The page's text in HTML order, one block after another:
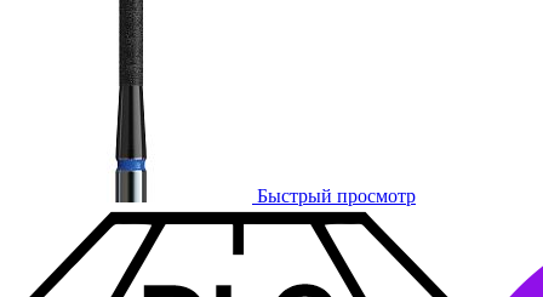
Быстрый просмотр